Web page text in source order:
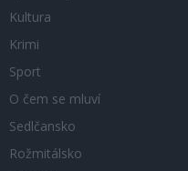
Kultura
Krimi
Sport
O čem se mluví
Sedlčansko
Rožmitálsko